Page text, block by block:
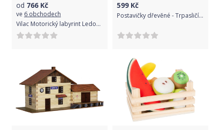
od 766 Kč
ve 6 obchodech
Vilac Motorický labyrint Ledový ostrov 2021
599 Kč
Postavičky dřevěné - Trpasličí les, 9 dílů (Goki)